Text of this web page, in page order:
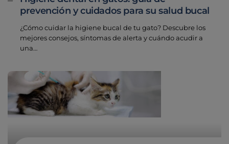
prevención y cuidados para su salud bucal
¿Cómo cuidar la higiene bucal de tu gato? Descubre los
mejores consejos, síntomas de alerta y cuándo acudir a
una…